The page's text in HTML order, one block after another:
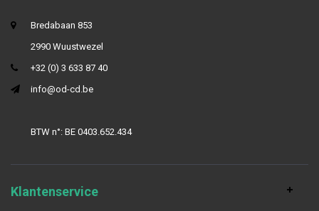
Bredabaan 853
2990 Wuustwezel
+32 (0) 3 633 87 40
info@od-cd.be
BTW n°: BE 0403.652.434
Klantenservice